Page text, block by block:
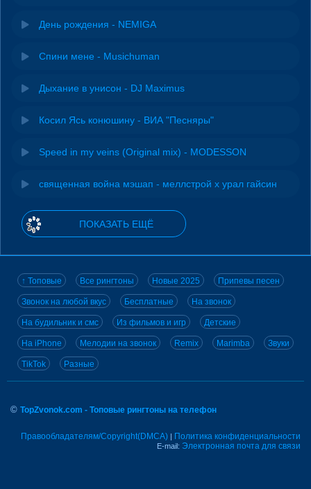
День рождения - NEMIGA
Спини мене - Musichuman
Дыхание в унисон - DJ Maximus
Косил Ясь конюшину - ВИА "Песняры"
Speed in my veins (Original mix) - MODESSON
священная война мэшап - меллстрой х урал гайсин
ПОКАЗАТЬ ЕЩЁ
↑ Топовые Все рингтоны Новые 2025 Припевы песен
Звонок на любой вкус Бесплатные На звонок
На будильник и смс Из фильмов и игр Детские
На iPhone Мелодии на звонок Remix Marimba Звуки
TikTok Разные
© TopZvonok.com - Топовые рингтоны на телефон
Правообладателям/Copyright(DMCA) | Политика конфиденциальности
E-mail: Электронная почта для связи